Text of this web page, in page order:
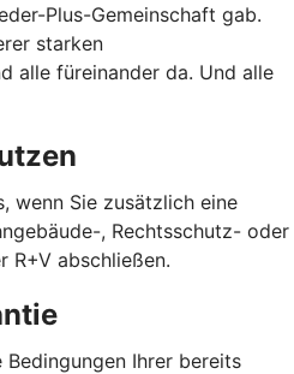
Plus-Gemeinschaft gab.
starken
alle füreinander da. Und alle
wenn Sie zusätzlich eine
, Rechtsschutz- oder
R+V abschließen.
Ihrer bereits